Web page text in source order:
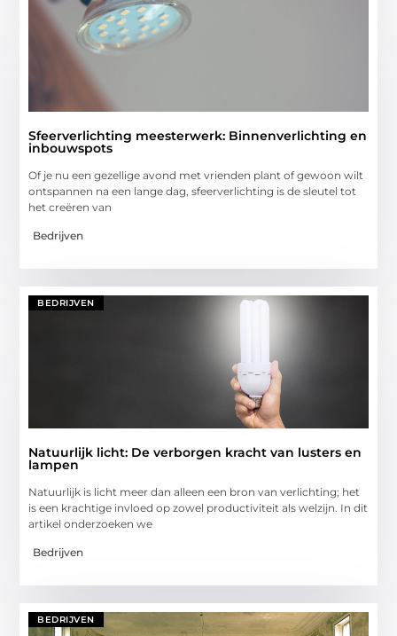
Sfeerverlichting meesterwerk: Binnenverlichting en
inbouwspots
Of je nu een gezellige avond met vrienden plant of gewoon wilt
ontspannen na een lange dag, sfeerverlichting is de sleutel tot
het creëren van
Bedrijven
BEDRIJVEN
Natuurlijk licht: De verborgen kracht van lusters en
lampen
Natuurlijk is licht meer dan alleen een bron van verlichting; het
is een krachtige invloed op zowel productiviteit als welzijn. In dit
artikel onderzoeken we
Bedrijven
BEDRIJVEN